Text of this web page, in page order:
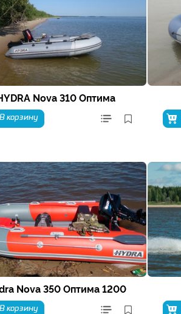
Nova 310 Оптима
В корзину
Nova 350 Оптима 1200
В корзину